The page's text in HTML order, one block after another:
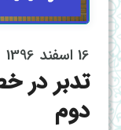
16 اسفند 1396
تدبر در
دوم